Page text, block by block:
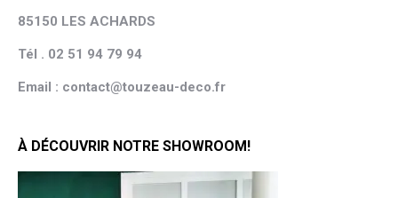
85150 LES ACHARDS
Tél . 02 51 94 79 94
Email : contact@touzeau-deco.fr
À DÉCOUVRIR NOTRE SHOWROOM!